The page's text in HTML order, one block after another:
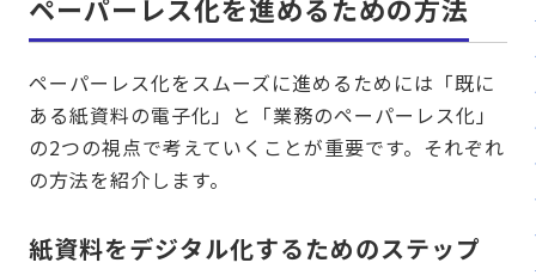
ペーパーレス化を進めるための方法
ペーパーレス化をスムーズに進めるためには「既に
ある紙資料の電子化」と「業務のペーパーレス化」
の2つの視点で考えていくことが重要です。それぞれ
の方法を紹介します。
紙資料をデジタル化するためのステップ